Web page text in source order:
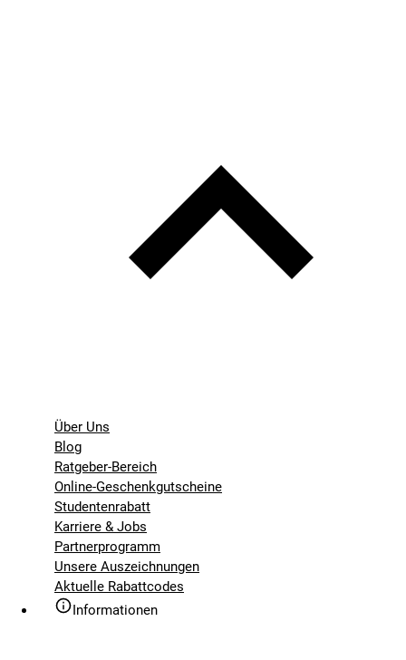
Über Uns
Blog
Ratgeber-Bereich
Online-Geschenkgutscheine
Studentenrabatt
Karriere & Jobs
Partnerprogramm
Unsere Auszeichnungen
Aktuelle Rabattcodes
Informationen